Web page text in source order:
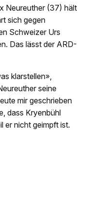
Neureuther (37) hält
sich gegen
Schweizer Urs
Das lässt der ARD-
klarstellen»,
seine
mir geschrieben
dass Kryenbühl
er nicht geimpft ist.